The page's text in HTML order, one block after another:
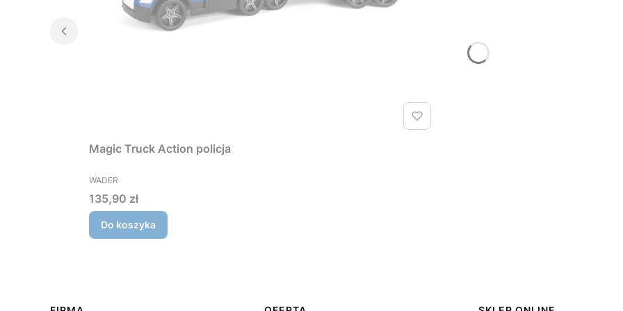
Magic Truck Action policja
PRODUCENT
WADER
Cena
135,90 zł
Do koszyka